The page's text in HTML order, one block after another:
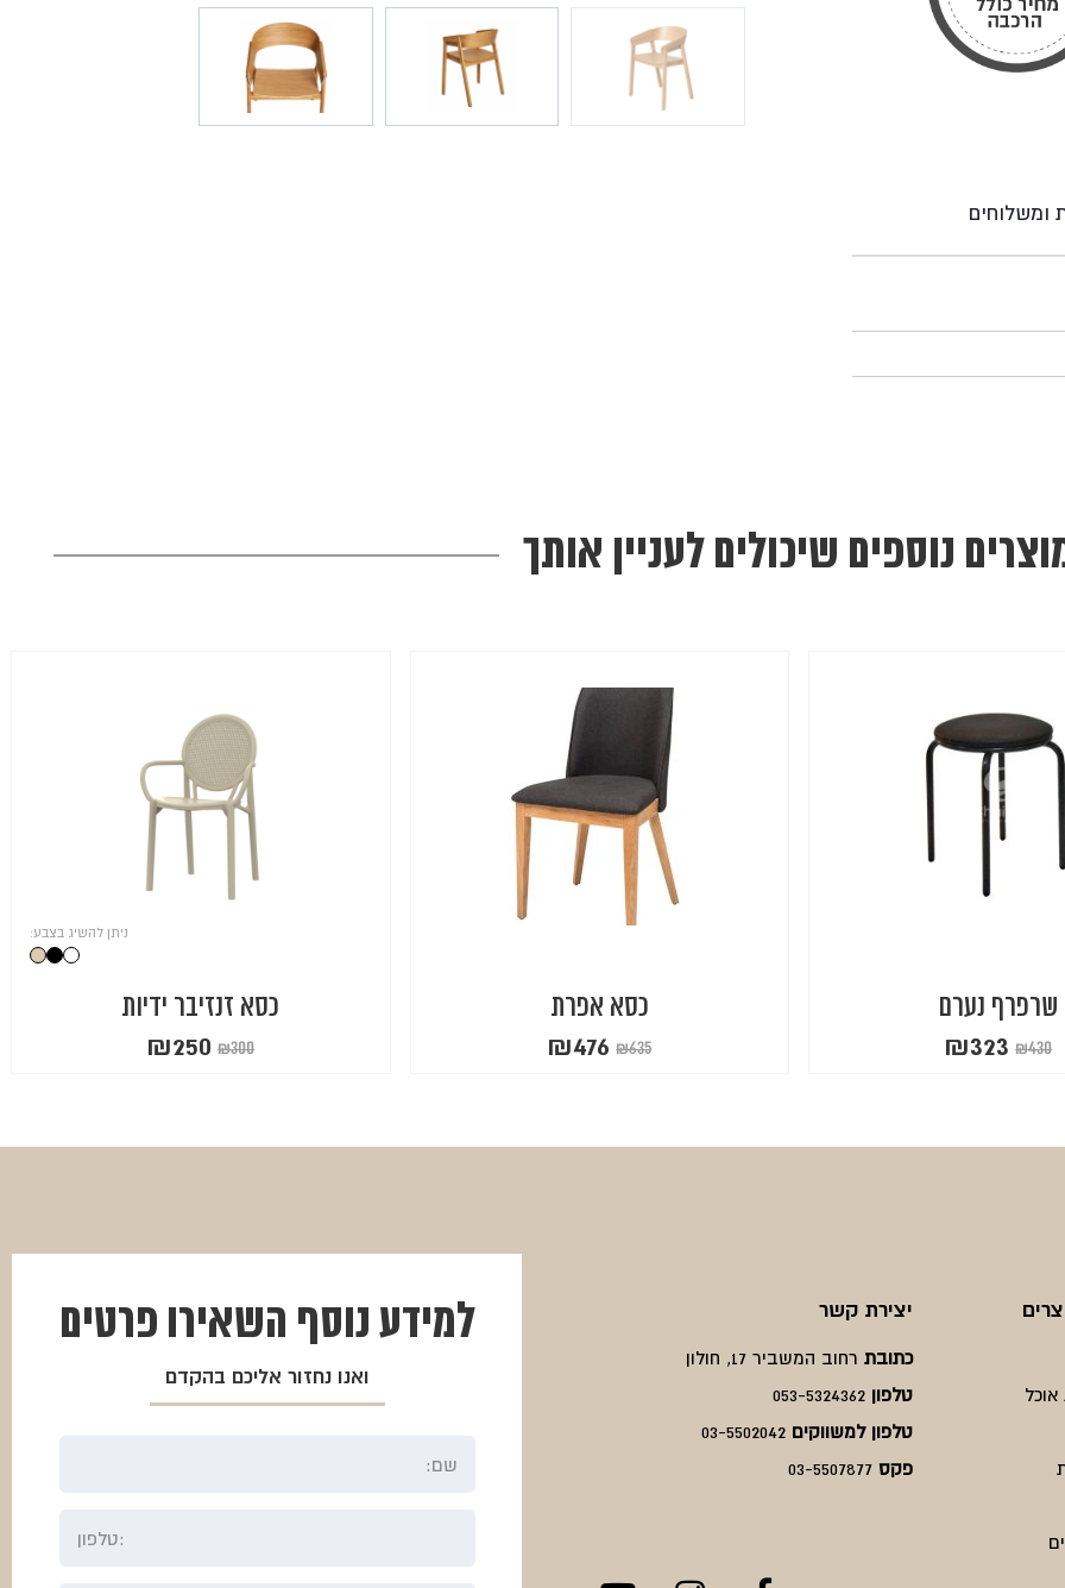
ומשלוחים
נוספים שיכולים לעניין אותך
שרפרף נערם
₪430
המחיר
₪430.
₪323המחיר
₪323.
כסא אפרת
₪635
המחיר
₪635.
₪476המחיר
₪476.
ניתן להשיג בצבע:
כסא זנזיבר ידיות
₪300
המחיר
₪300.
₪250המחיר
₪250.
אוכל
יצירת קשר
כתובת רחוב המשביר 17, חולון
טלפון 053-5324362
טלפון למשווקים 03-5502042
פקס03-5507877
למידע נוסף השאירו פרטים
ואנו נחזור אליכם בהקדם